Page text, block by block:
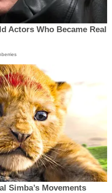
Actors Who Became Real
Simba’s Movements